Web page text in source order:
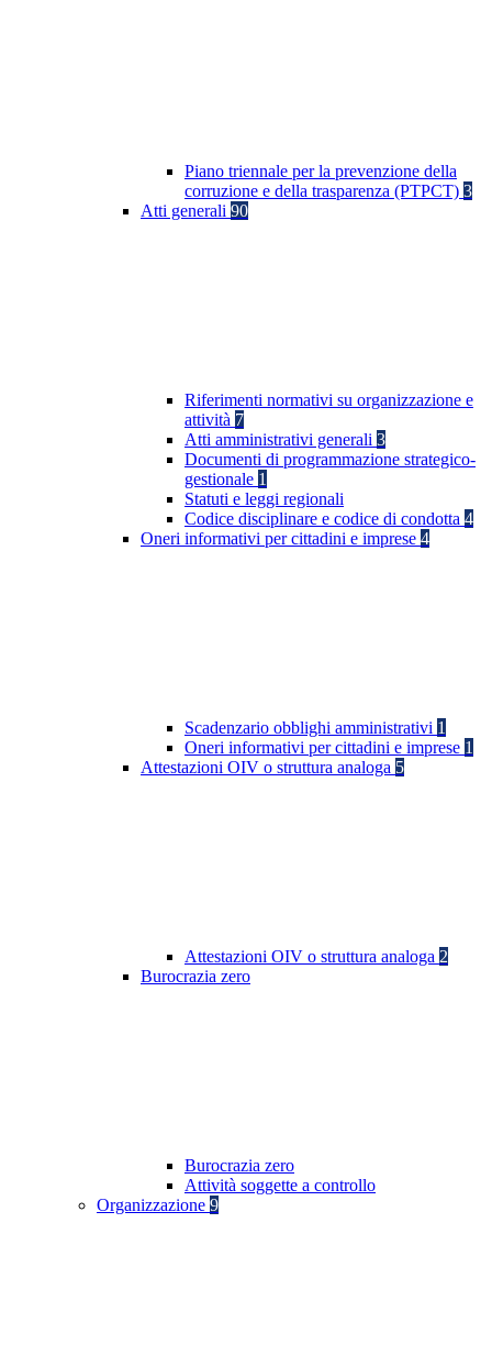
Piano triennale per la prevenzione della
corruzione e della trasparenza (PTPCT) 3
Atti generali 90
Riferimenti normativi su organizzazione e
attività 7
Atti amministrativi generali 3
Documenti di programmazione strategico-
gestionale 1
Statuti e leggi regionali
Codice disciplinare e codice di condotta 4
Oneri informativi per cittadini e imprese 4
Scadenzario obblighi amministrativi 1
Oneri informativi per cittadini e imprese 1
Attestazioni OIV o struttura analoga 5
Attestazioni OIV o struttura analoga 2
Burocrazia zero
Burocrazia zero
Attività soggette a controllo
Organizzazione 9